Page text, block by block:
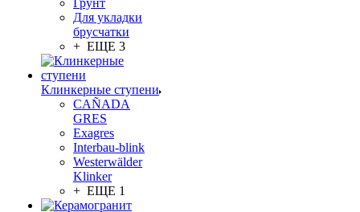
Грунт
Для укладки
брусчатки
+ ЕЩЕ 3
Клинкерные ступени
CAÑADA
GRES
Exagres
Interbau-blink
Westerwälder
Klinker
+ ЕЩЕ 1